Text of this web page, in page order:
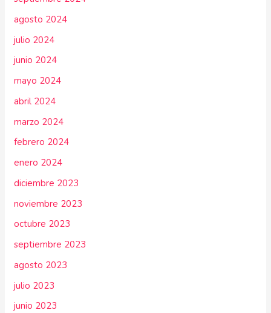
agosto 2024
julio 2024
junio 2024
mayo 2024
abril 2024
marzo 2024
febrero 2024
enero 2024
diciembre 2023
noviembre 2023
octubre 2023
septiembre 2023
agosto 2023
julio 2023
junio 2023